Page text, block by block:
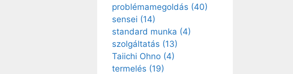
problémamegoldás (40)
sensei (14)
standard munka (4)
szolgáltatás (13)
Taiichi Ohno (4)
termelés (19)